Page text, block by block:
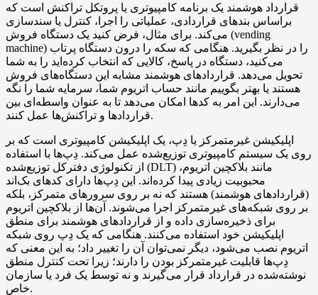
قرارداد هوشمند یک برنامه کامپیوتری یا پروتکل تراکنش است که
براساس بندهای قراردادی، عملیاتی را اجرا، کنترل یا سندسازی
می‌کند. برای مثال، فرض کنید یک دستگاه فروش (vending
machine) را در نظر بگیرید. هنگامی که سکه را درون دستگاه پرتاب
می‌کنید، دستگاه در پاسخ، کالایی که انتخاب کرده‌اید را به شما
تحویل می‌دهد. قراردادهای هوشمند مشابه این دستگاه‌های فروش
هستند یا بهتر بگوییم مانند حساب اتریوم شما، سرمایه شما را نگه
می‌دارند. این امر به کدها امکان می‌دهد تا به عنوان واسطه‌ای بین
قراردادها و تراکنش‌ها عمل کنند.
اپلیکیشن غیرمتمرکز یا دِپ، یک اپلیکیشن کامپیوتری است که بر
روی یک سیستم کامپیوتری توزیع‌شده عمل می‌کند. دِپ‌ها با استفاده
از تکنولوژی دفترکل توزیع‌شده (DLT) مانند بلاکچین اتریوم،
محبوبیت زیادی پیدا کرده‌اند. این دِپ‌ها دارای کدهای بک‌اند
(قراردادهای هوشمند) هستند که نه بر روی سرورهای متمرکز، بلکه
بر روی شبکه‌های غیرمتمرکز اجرا می‌شوند. آن‌ها از بلاکچین اتریوم
برای ذخیره‌سازی داده و از قراردادهای هوشمند برای منطق
اپلیکیشن خود استفاده می‌کنند. هنگامی که یک دِپ روی شبکه
اتریوم نصب می‌شود، دیگر نمی‌توان آن را تغییر داد؛ به این معنی که
دِپ‌ها قابلیت غیرمتمرکز بودن را دارند؛ زیرا تحت کنترل منطق
نوشته‌شده در قرارداد قرار می‌گیرند و نه توسط یک فرد یا سازمان
خاص.